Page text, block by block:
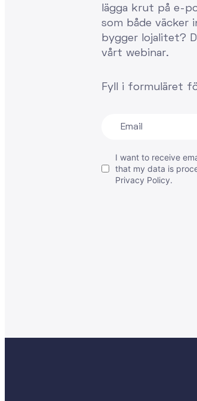
lägga krut på e-
som både väcker
bygger lojalitet?
vårt webinar.
Fyll i formuläret
I want to receive
that my data is
Privacy Policy.